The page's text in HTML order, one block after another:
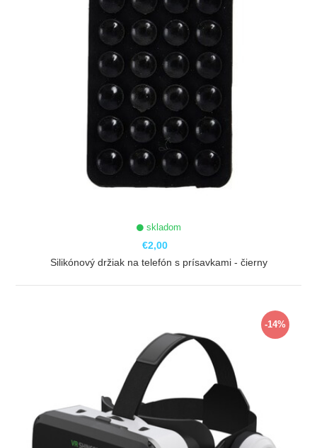
skladom
€2,00
Silikónový držiak na telefón s prísavkami - čierny
-14%